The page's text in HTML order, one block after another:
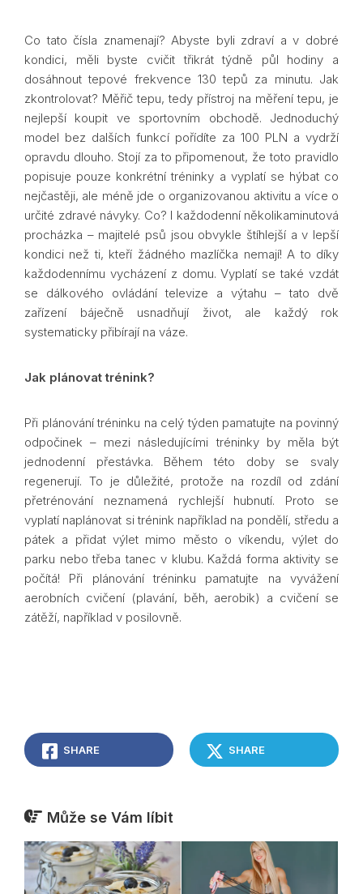
Co tato čísla znamenají? Abyste byli zdraví a v dobré
kondici, měli byste cvičit třikrát týdně půl hodiny a
dosáhnout tepové frekvence 130 tepů za minutu. Jak
zkontrolovat? Měřič tepu, tedy přístroj na měření tepu, je
nejlepší koupit ve sportovním obchodě. Jednoduchý
model bez dalších funkcí pořídíte za 100 PLN a vydrží
opravdu dlouho. Stojí za to připomenout, že toto pravidlo
popisuje pouze konkrétní tréninky a vyplatí se hýbat co
nejčastěji, ale méně jde o organizovanou aktivitu a více o
určité zdravé návyky. Co? I každodenní několikaminutová
procházka – majitelé psů jsou obvykle štíhlejší a v lepší
kondici než ti, kteří žádného mazlíčka nemají! A to díky
každodennímu vycházení z domu. Vyplatí se také vzdát
se dálkového ovládání televize a výtahu – tato dvě
zařízení báječně usnadňují život, ale každý rok
systematicky přibírají na váze.
Jak plánovat trénink?
Při plánování tréninku na celý týden pamatujte na povinný
odpočinek – mezi následujícími tréninky by měla být
jednodenní přestávka. Během této doby se svaly
regenerují. To je důležité, protože na rozdíl od zdání
přetrénování neznamená rychlejší hubnutí. Proto se
vyplatí naplánovat si trénink například na pondělí, středu a
pátek a přidat výlet mimo město o víkendu, výlet do
parku nebo třeba tanec v klubu. Každá forma aktivity se
počítá! Při plánování tréninku pamatujte na vyvážení
aerobních cvičení (plavání, běh, aerobik) a cvičení se
zátěží, například v posilovně.
SHARE SHARE
Může se Vám líbit